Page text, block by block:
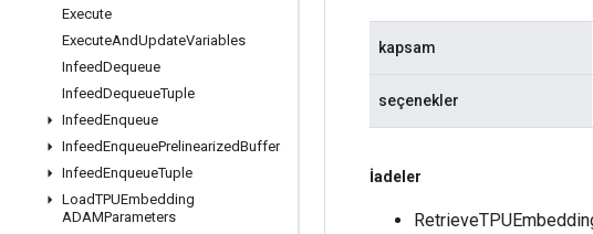
Execute
ExecuteAndUpdateVariables
InfeedDequeue
InfeedDequeueTuple
InfeedEnqueue
InfeedEnqueuePrelinearizedBuffer
InfeedEnqueueTuple
LoadTPUEmbedding
ADAMParameters
kapsam
seçenekler
İadeler